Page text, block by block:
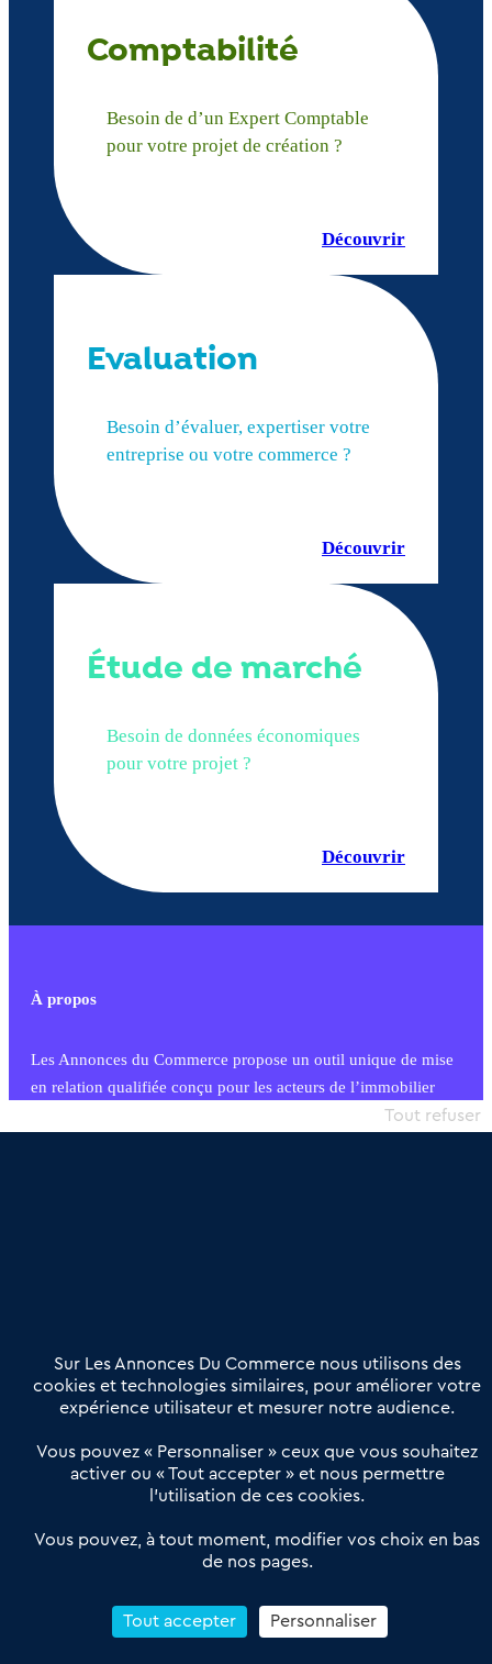
Comptabilité
Besoin de d’un Expert Comptable
pour votre projet de création ?
Découvrir
Evaluation
Besoin d’évaluer, expertiser votre
entreprise ou votre commerce ?
Découvrir
Étude de marché
Besoin de données économiques
pour votre projet ?
Découvrir
À propos
Les Annonces du Commerce propose un outil unique de mise
en relation qualifiée conçu pour les acteurs de l’immobilier
commercial et les collectivités territoriales, simple et intégrant
Offres Pro
Actualités
Qui sommes nous ?
Derniers articles
Réseau 3C : un partenaire national dédié aux transactions
Petitscommerces : Un partenariat au service du commerce de
proximité et des territoires
Reprendre un Restaurant Rapide
Sur Les Annonces Du Commerce nous utilisons des
cookies et technologies similaires, pour améliorer votre
expérience utilisateur et mesurer notre audience.
Vous pouvez « Personnaliser » ceux que vous souhaitez
activer ou « Tout accepter » et nous permettre
l’utilisation de ces cookies.
Vous pouvez, à tout moment, modifier vos choix en bas
de nos pages.
Tout accepter
Tout refuser
Personnaliser